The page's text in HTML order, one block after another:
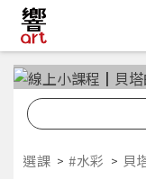
選課 #水彩 貝